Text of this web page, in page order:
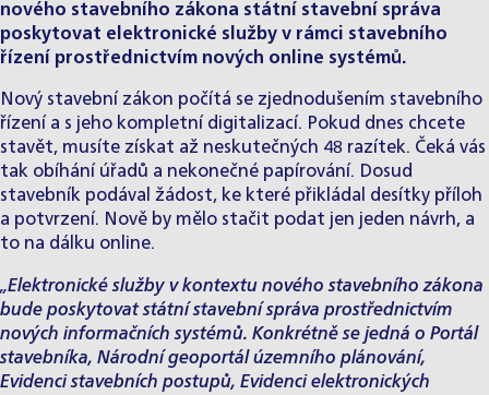
nového stavebního zákona státní stavební správa
poskytovat elektronické služby v rámci stavebního
řízení prostřednictvím nových online systémů.
Nový stavební zákon počítá se zjednodušením stavebního
řízení a s jeho kompletní digitalizací. Pokud dnes chcete
stavět, musíte získat až neskutečných 48 razítek. Čeká vás
tak obíhání úřadů a nekonečné papírování. Dosud
stavebník podával žádost, ke které přikládal desítky příloh
a potvrzení. Nově by mělo stačit podat jen jeden návrh, a
to na dálku online.
„Elektronické služby v kontextu nového stavebního zákona
bude poskytovat státní stavební správa prostřednictvím
nových informačních systémů. Konkrétně se jedná o Portál
stavebníka, Národní geoportál územního plánování,
Evidenci stavebních postupů, Evidenci elektronických